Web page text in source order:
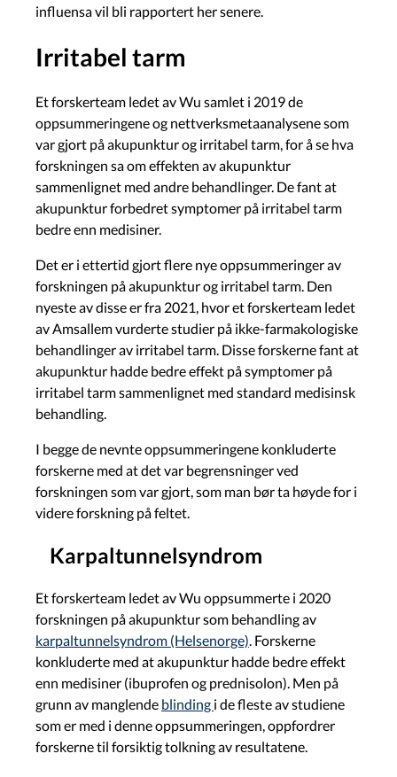
influensa vil bli rapportert her senere.
Irritabel tarm
Et forskerteam ledet av Wu samlet i 2019 de
oppsummeringene og nettverksmetaanalysene som
var gjort på akupunktur og irritabel tarm, for å se hva
forskningen sa om effekten av akupunktur
sammenlignet med andre behandlinger. De fant at
akupunktur forbedret symptomer på irritabel tarm
bedre enn medisiner.
Det er i ettertid gjort flere nye oppsummeringer av
forskningen på akupunktur og irritabel tarm. Den
nyeste av disse er fra 2021, hvor et forskerteam ledet
av Amsallem vurderte studier på ikke-farmakologiske
behandlinger av irritabel tarm. Disse forskerne fant at
akupunktur hadde bedre effekt på symptomer på
irritabel tarm sammenlignet med standard medisinsk
behandling.
I begge de nevnte oppsummeringene konkluderte
forskerne med at det var begrensninger ved
forskningen som var gjort, som man bør ta høyde for i
videre forskning på feltet.
Karpaltunnelsyndrom
Et forskerteam ledet av Wu oppsummerte i 2020
forskningen på akupunktur som behandling av
karpaltunnelsyndrom (Helsenorge) . Forskerne
konkluderte med at akupunktur hadde bedre effekt
enn medisiner (ibuprofen og prednisolon). Men på
grunn av manglende blinding i de fleste av studiene
som er med i denne oppsummeringen, oppfordrer
forskerne til forsiktig tolkning av resultatene.